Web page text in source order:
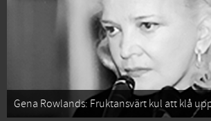
Gena Rowlands: Fruktansvärt kul att klå